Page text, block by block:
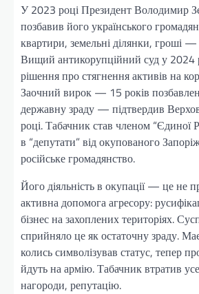
У 2023 році Президент Володимир
позбавив його українського
квартири, земельні ділянки, гроші
Вищий антикорупційний суд у 2024
рішення про стягнення активів на
Заочний вирок — 15 років
державну зраду — підтвердив
році. Табачник став членом “Єдиної
в “депутати” від окупованого
російське громадянство.
Його діяльність в окупації — це не
активна допомога агресору:
бізнес на захоплених територіях.
сприйняло це як остаточну зраду.
колись символізував статус, тепер
йдуть на армію. Табачник втратив
нагороди, репутацію.